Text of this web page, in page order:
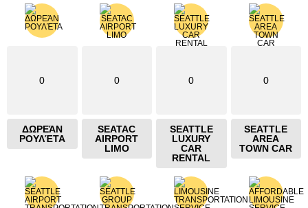
0
ΔΩΡΕΆΝ
ΡΟΥΛΈΤΑ
0
SEATAC
AIRPORT
LIMO
0
SEATTLE
LUXURY
CAR
RENTAL
0
SEATTLE
AREA
TOWN CAR